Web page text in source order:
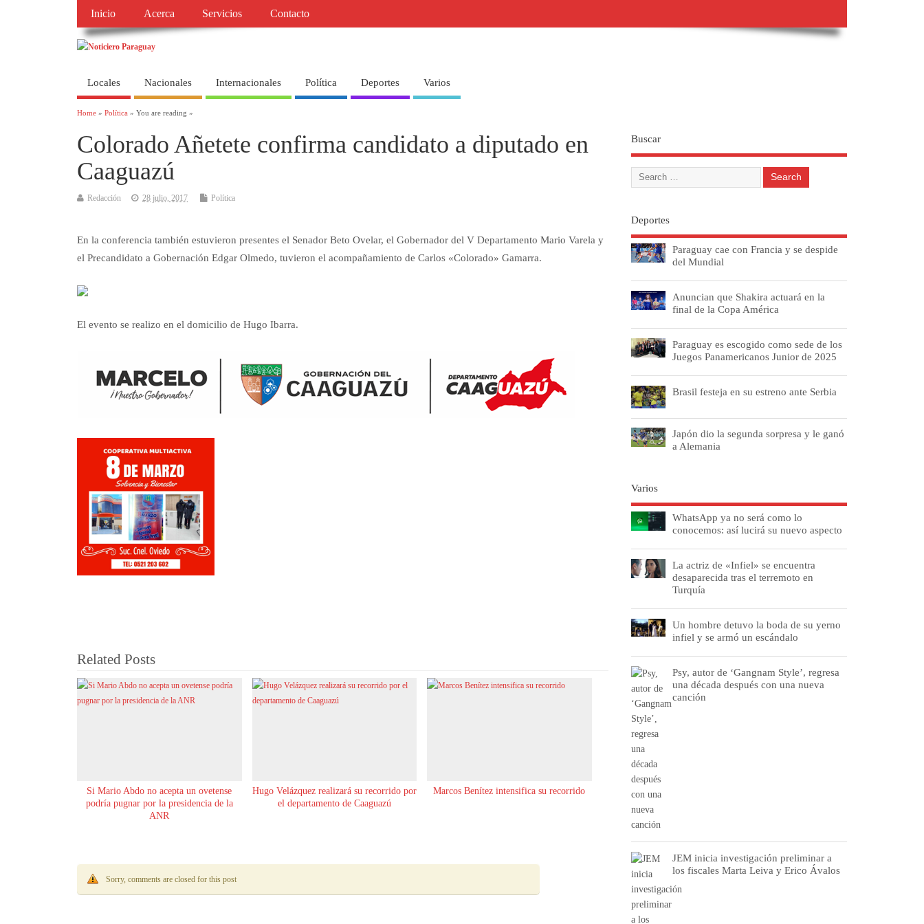
Inicio Acerca Servicios Contacto
Locales Nacionales Internacionales Política Deportes Varios
Home » Política » You are reading »
Colorado Añetete confirma candidato a diputado en
Caaguazú
Redacción 28 julio, 2017 Política
En la conferencia también estuvieron presentes el Senador Beto Ovelar, el Gobernador del V Departamento Mario Varela y
el Precandidato a Gobernación Edgar Olmedo, tuvieron el acompañamiento de Carlos «Colorado» Gamarra.
El evento se realizo en el domicilio de Hugo Ibarra.
Related Posts
Si Mario Abdo no acepta un ovetense
podría pugnar por la presidencia de la
ANR
Hugo Velázquez realizará su recorrido por
el departamento de Caaguazú
Marcos Benítez intensifica su recorrido
Sorry, comments are closed for this post
Buscar
Deportes
Paraguay cae con Francia y se despide
del Mundial
Anuncian que Shakira actuará en la
final de la Copa América
Paraguay es escogido como sede de los
Juegos Panamericanos Junior de 2025
Brasil festeja en su estreno ante Serbia
Japón dio la segunda sorpresa y le ganó
a Alemania
Varios
WhatsApp ya no será como lo
conocemos: así lucirá su nuevo aspecto
La actriz de «Infiel» se encuentra
desaparecida tras el terremoto en
Turquía
Un hombre detuvo la boda de su yerno
infiel y se armó un escándalo
Psy, autor de ‘Gangnam Style’, regresa
una década después con una nueva
canción
JEM inicia investigación preliminar a
los fiscales Marta Leiva y Erico Ávalos